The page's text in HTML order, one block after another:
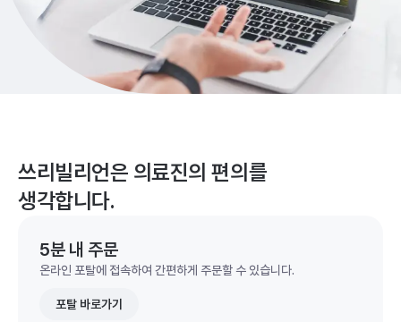
쓰리빌리언은 의료진의 편의를
생각합니다.
5분 내 주문
온라인 포탈에 접속하여 간편하게 주문할 수 있습니다.
포탈 바로가기